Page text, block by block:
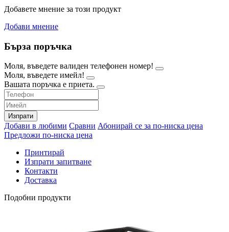
Добавете мнение за този продукт
Добави мнение
Бърза поръчка
Моля, въведете валиден телефонен номер!
Моля, въведете имейл!
Вашата поръчка е приета.
Изпрати
Добави в любими Сравни Абонирай се за по-ниска цена
Предложи по-ниска цена
Принтирай
Изпрати запитване
Контакти
Доставка
Подобни продукти